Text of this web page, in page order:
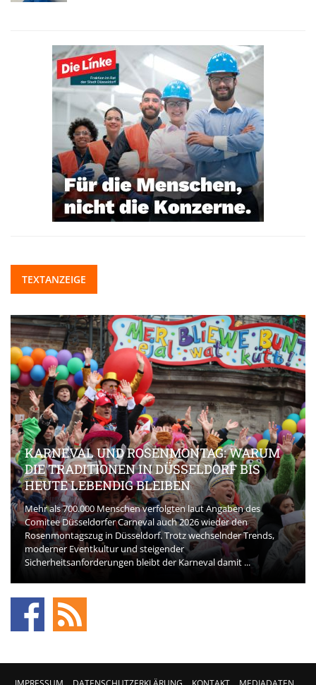
TEXTANZEIGE
KARNEVAL UND ROSENMONTAG: WARUM
DIE TRADITIONEN IN DÜSSELDORF BIS
HEUTE LEBENDIG BLEIBEN
Mehr als 700.000 Menschen verfolgten laut Angaben des
Comitee Düsseldorfer Carneval auch 2026 wieder den
Rosenmontagszug in Düsseldorf. Trotz wechselnder Trends,
moderner Eventkultur und steigender
Sicherheitsanforderungen bleibt der Karneval damit ...